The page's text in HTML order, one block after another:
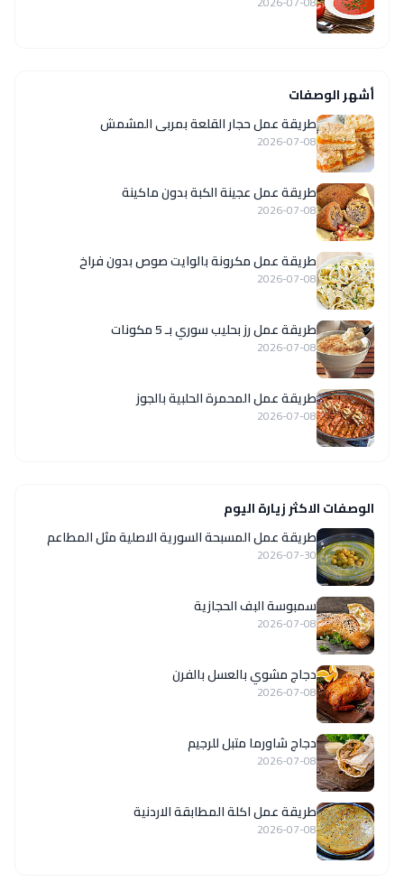
أشهر الوصفات
طريقة عمل حجار القلعة بمربى المشمش
2026-07-08
طريقة عمل عجينة الكبة بدون ماكينة
2026-07-08
طريقة عمل مكرونة بالوايت صوص بدون فراخ
2026-07-08
طريقة عمل رز بحليب سوري بـ 5 مكونات
2026-07-08
طريقة عمل المحمرة الحلبية بالجوز
2026-07-08
الوصفات الاكثر زيارة اليوم
‏طريقة عمل المسبحة السورية الاصلية مثل المطاعم
2026-07-30
سمبوسة البف الحجازية
2026-07-08
دجاج مشوي بالعسل بالفرن
2026-07-08
دجاج شاورما متبل للرجيم
2026-07-08
طريقة عمل اكلة المطابقة الاردنية
2026-07-08